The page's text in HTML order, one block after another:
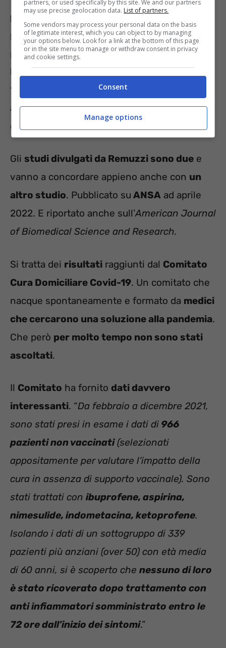
peggioramento progressivo. Quello che ha
portato alla morte tantissime persone. Forse
proprio perchéle indicazioni da parte del
Ministero della Salute erano quelle di
“prendere Tachipirina e rimanere in vigile
attesa”. Cioè proprio il contrario
dell’intervento tempestivo.
Gli studi divulgati da Remuzzi sono due e
vanno a concordare appieno anche con un
altro studio. Pubblicato su ANSA ad aprile
2022. E riportato anche sull’American Journal
of Biomedical Science and Research.
Si tratta dei risultati raggiunti dal Comitato
Cura Domiciliare Covid-19. Un comitato che
nacque spontaneamente e formato da medici
che cercarono una soluzione alla pandemia.
Che però per molto tempo non sono stati
ascoltati.
Il Comitato ha fornito dati davvero
interessanti. “Da febbraio a dicembre 2021,
sono stati presi in esame i dati di 966
pazienti non vaccinati(selezionati
appositamente per valutare l’impatto della
cura in assenza di supporto vaccinale). Sono
stati trattati con ibuprofene, aspirina,
nimesulide, indometacina, ketoprofene.
Isolando i dati di un sottogruppo di 339
pazienti più anziani (over 50) con età media
di 60 anni, si è scoperto che nessuno di loro
è stato ricoverato dopo trattamento con
anti infiammatori somministrato entro le
72 ore dall’inizio dei sintomi.”
partners, or used specifically by this site. We and our partners
may use precise geolocation data. List of partners.
Some vendors may process your personal data on the basis
of legitimate interest, which you can object to by managing
your options below. Look for a link at the bottom of this page
or in the site menu to manage or withdraw consent in privacy
and cookie settings.
Consent
Manage options